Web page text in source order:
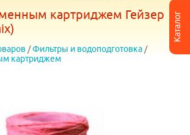
Каталог
картриджем Гейзер
/Фильтры и водоподготовка /
картриджем